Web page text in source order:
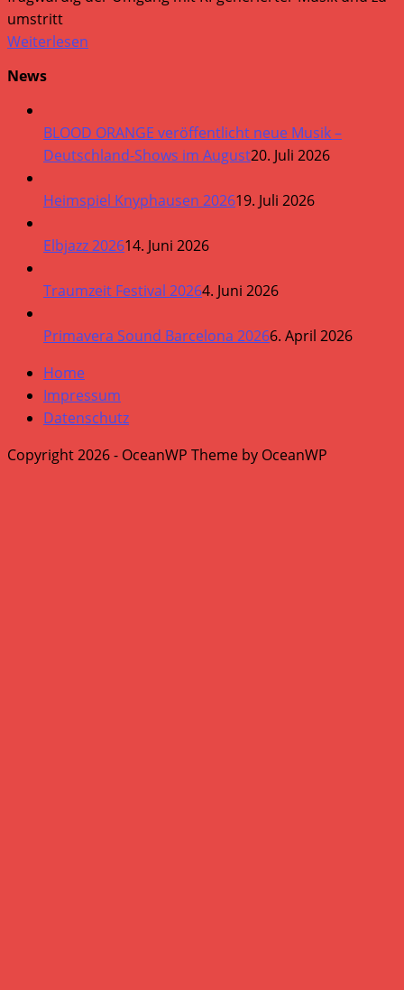
umstritt
Weiterlesen
News
BLOOD ORANGE veröffentlicht neue Musik –
Deutschland-Shows im August20. Juli 2026
Heimspiel Knyphausen 202619. Juli 2026
Elbjazz 202614. Juni 2026
Traumzeit Festival 20264. Juni 2026
Primavera Sound Barcelona 20266. April 2026
Home
Impressum
Datenschutz
Copyright 2026 - OceanWP Theme by OceanWP